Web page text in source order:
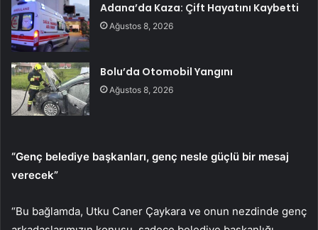
Adana’da Kaza: Çift Hayatını Kaybetti
Ağustos 8, 2026
Bolu’da Otomobil Yangını
Ağustos 8, 2026
“Genç belediye başkanları, genç nesle güçlü bir mesaj
verecek”
“Bu bağlamda, Utku Caner Çaykara ve onun nezdinde genç